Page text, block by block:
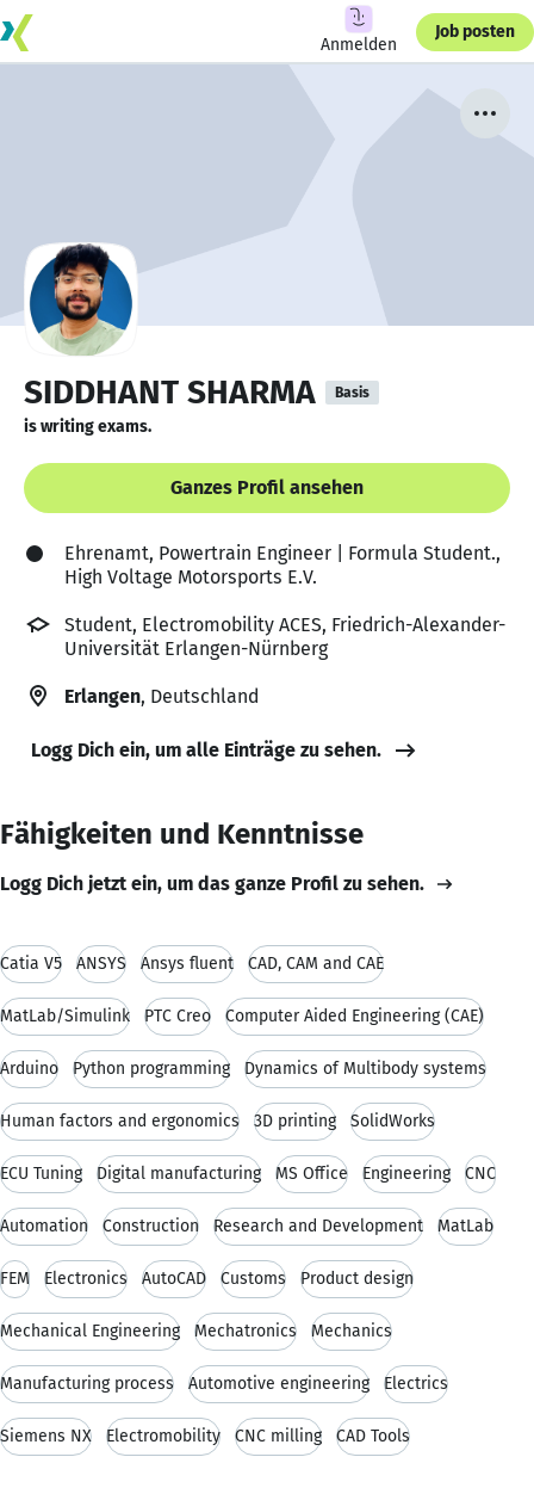
Anmelden
Job posten
SIDDHANT SHARMA Basis
is writing exams.
Ganzes Profil ansehen
Ehrenamt, Powertrain Engineer | Formula Student.,
High Voltage Motorsports E.V.
Student, Electromobility ACES, Friedrich-Alexander-
Universität Erlangen-Nürnberg
Erlangen, Deutschland
Logg Dich ein, um alle Einträge zu sehen.
Fähigkeiten und Kenntnisse
Logg Dich jetzt ein, um das ganze Profil zu sehen.
Catia V5 ANSYS Ansys fluent CAD, CAM and CAE
MatLab/Simulink PTC Creo Computer Aided Engineering (CAE)
Arduino Python programming Dynamics of Multibody systems
Human factors and ergonomics 3D printing SolidWorks
ECU Tuning Digital manufacturing MS Office Engineering CNC
Automation Construction Research and Development MatLab
FEM Electronics AutoCAD Customs Product design
Mechanical Engineering Mechatronics Mechanics
Manufacturing process Automotive engineering Electrics
Siemens NX Electromobility CNC milling CAD Tools